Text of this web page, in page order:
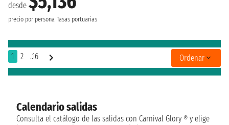
desde
precio por persona Tasas portuarias
1 2 ..16 Ordenar
Calendario salidas
Consulta el catálogo de las salidas con Carnival Glory ® y elige